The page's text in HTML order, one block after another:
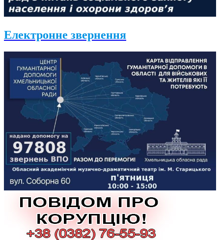
Електронне звернення